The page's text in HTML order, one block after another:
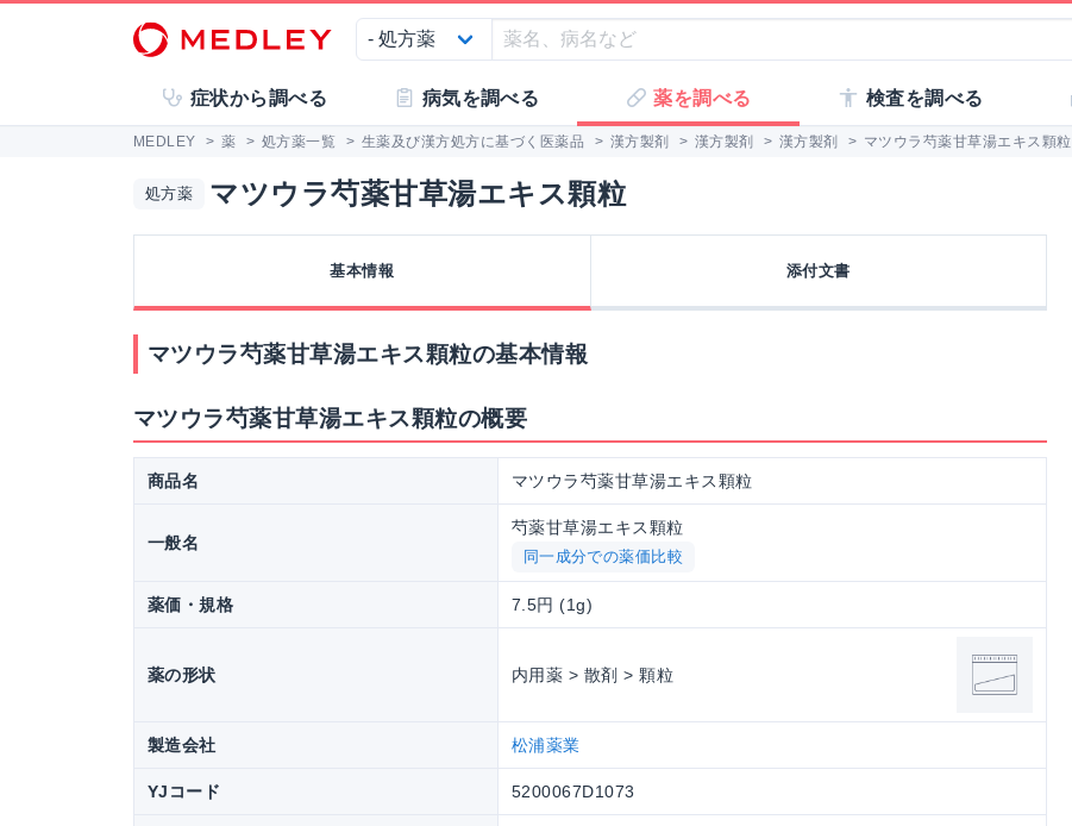
症状から調べる 病気を調べる 薬を調べる 検査を調べる
MEDLEY > 薬 > 処方薬一覧 > 生薬及び漢方処方に基づく医薬品 > 漢方製剤 > 漢方製剤 > 漢方製剤 > マツウラ芍薬甘草湯エキス顆粒
処方薬 マツウラ芍薬甘草湯エキス顆粒
基本情報 添付文書
マツウラ芍薬甘草湯エキス顆粒の基本情報
マツウラ芍薬甘草湯エキス顆粒の概要
商品名 マツウラ芍薬甘草湯エキス顆粒
一般名
芍薬甘草湯エキス顆粒
同一成分での薬価比較
薬価・規格 7.5円 (1g)
薬の形状 内用薬 > 散剤 > 顆粒
製造会社 松浦薬業
YJコード 5200067D1073